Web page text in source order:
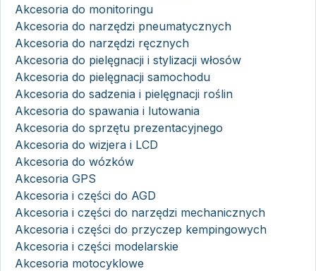
Akcesoria do monitoringu
Akcesoria do narzędzi pneumatycznych
Akcesoria do narzędzi ręcznych
Akcesoria do pielęgnacji i stylizacji włosów
Akcesoria do pielęgnacji samochodu
Akcesoria do sadzenia i pielęgnacji roślin
Akcesoria do spawania i lutowania
Akcesoria do sprzętu prezentacyjnego
Akcesoria do wizjera i LCD
Akcesoria do wózków
Akcesoria GPS
Akcesoria i części do AGD
Akcesoria i części do narzędzi mechanicznych
Akcesoria i części do przyczep kempingowych
Akcesoria i części modelarskie
Akcesoria motocyklowe